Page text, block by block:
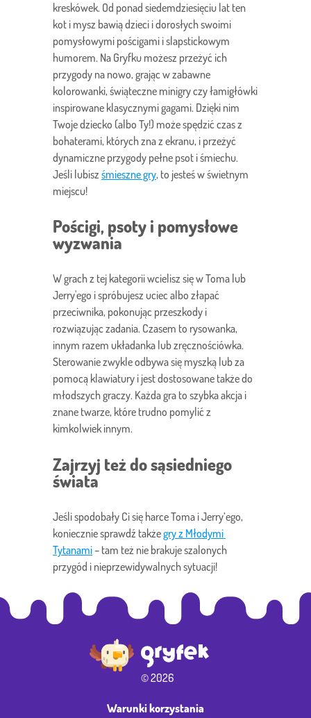
kreskówek. Od ponad siedemdziesięciu lat ten
kot i mysz bawią dzieci i dorosłych swoimi
pomysłowymi pościgami i slapstickowym
humorem. Na Gryfku możesz przeżyć ich
przygody na nowo, grając w zabawne
kolorowanki, świąteczne minigry czy łamigłówki
inspirowane klasycznymi gagami. Dzięki nim
Twoje dziecko (albo Ty!) może spędzić czas z
bohaterami, których zna z ekranu, i przeżyć
dynamiczne przygody pełne psot i śmiechu.
Jeśli lubisz śmieszne gry, to jesteś w świetnym
miejscu!
Pościgi, psoty i pomysłowe
wyzwania
W grach z tej kategorii wcielisz się w Toma lub
Jerry'ego i spróbujesz uciec albo złapać
przeciwnika, pokonując przeszkody i
rozwiązując zadania. Czasem to rysowanka,
innym razem układanka lub zręcznościówka.
Sterowanie zwykle odbywa się myszką lub za
pomocą klawiatury i jest dostosowane także do
młodszych graczy. Każda gra to szybka akcja i
znane twarze, które trudno pomylić z
kimkolwiek innym.
Zajrzyj też do sąsiedniego
świata
Jeśli spodobały Ci się harce Toma i Jerry’ego,
koniecznie sprawdź takżegry z Młodymi
Tytanami– tam też nie brakuje szalonych
przygód i nieprzewidywalnych sytuacji!
© 2026
Warunki korzystania